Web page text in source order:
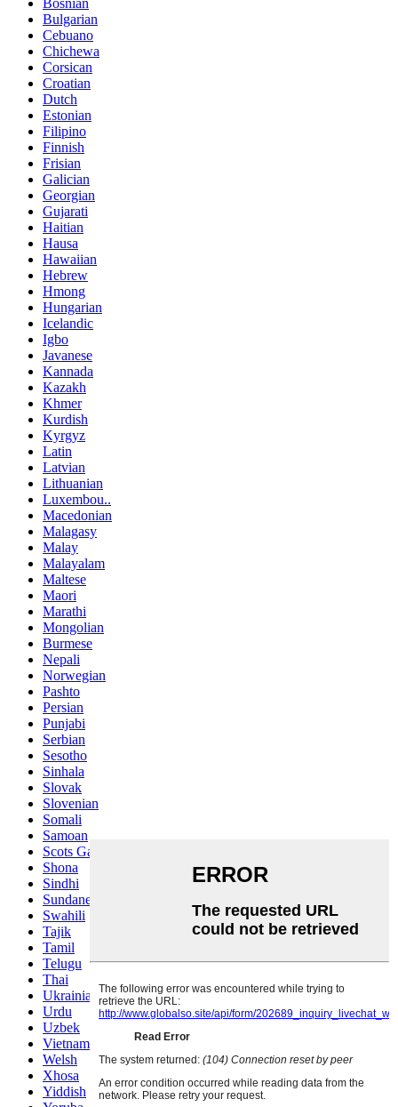
Bosnian
Bulgarian
Cebuano
Chichewa
Corsican
Croatian
Dutch
Estonian
Filipino
Finnish
Frisian
Galician
Georgian
Gujarati
Haitian
Hausa
Hawaiian
Hebrew
Hmong
Hungarian
Icelandic
Igbo
Javanese
Kannada
Kazakh
Khmer
Kurdish
Kyrgyz
Latin
Latvian
Lithuanian
Luxembou..
Macedonian
Malagasy
Malay
Malayalam
Maltese
Maori
Marathi
Mongolian
Burmese
Nepali
Norwegian
Pashto
Persian
Punjabi
Serbian
Sesotho
Sinhala
Slovak
Slovenian
Somali
Samoan
Scots Gaelic
Shona
Sindhi
Sundanese
Swahili
Tajik
Tamil
Telugu
Thai
Ukrainian
Urdu
Uzbek
Vietnamese
Welsh
Xhosa
Yiddish